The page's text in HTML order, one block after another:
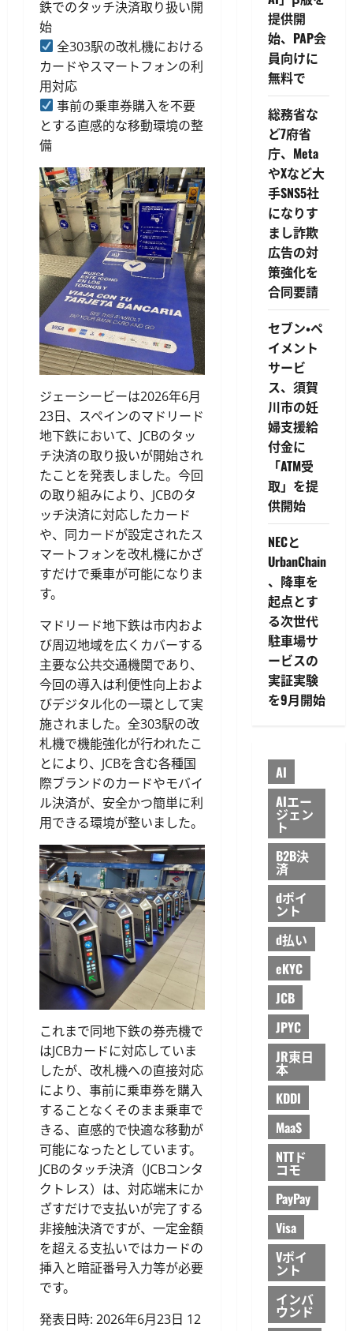
鉄でのタッチ決済取り扱い開
始
全303駅の改札機における
カードやスマートフォンの利
用対応
事前の乗車券購入を不要
とする直感的な移動環境の整
備
ジェーシービーは2026年6月
23日、スペインのマドリード
地下鉄において、JCBのタッ
チ決済の取り扱いが開始され
たことを発表しました。今回
の取り組みにより、JCBのタ
ッチ決済に対応したカード
や、同カードが設定されたス
マートフォンを改札機にかざ
すだけで乗車が可能になりま
す。
マドリード地下鉄は市内およ
び周辺地域を広くカバーする
主要な公共交通機関であり、
今回の導入は利便性向上およ
びデジタル化の一環として実
施されました。全303駅の改
札機で機能強化が行われたこ
とにより、JCBを含む各種国
際ブランドのカードやモバイ
ル決済が、安全かつ簡単に利
用できる環境が整いました。
これまで同地下鉄の券売機で
はJCBカードに対応していま
したが、改札機への直接対応
により、事前に乗車券を購入
することなくそのまま乗車で
きる、直感的で快適な移動が
可能になったとしています。
JCBのタッチ決済（JCBコンタ
クトレス）は、対応端末にか
ざすだけで支払いが完了する
非接触決済ですが、一定金額
を超える支払いではカードの
挿入と暗証番号入力等が必要
です。
発表日時: 2026年6月23日 12
提供開
始、PAP会
員向けに
無料で
総務省な
ど7府省
庁、Meta
やXなど大
手SNS5社
になりす
まし詐欺
広告の対
策強化を
合同要請
セブン・ペ
イメント
サービ
ス、須賀
川市の妊
婦支援給
付金に
「ATM受
取」を提
供開始
NECと
UrbanChain
、降車を
起点とす
る次世代
駐車場サ
ービスの
実証実験
を9月開始
AI
AIエー
ジェン
ト
B2B決
済
dポイ
ント
d払い
eKYC
JCB
JPYC
JR東日
本
KDDI
MaaS
NTTド
コモ
PayPay
Visa
Vポイ
ント
インバ
ウンド